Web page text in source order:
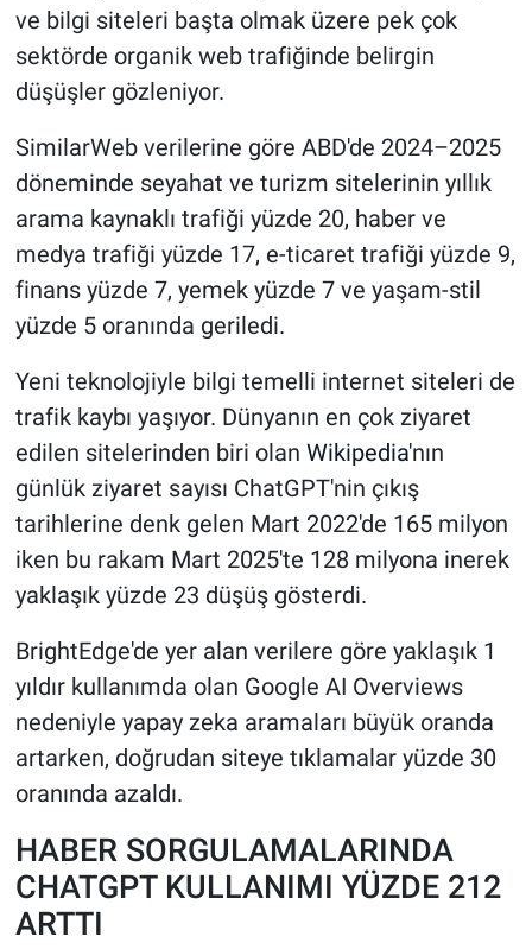
ve bilgi siteleri başta olmak üzere pek çok
sektörde organik web trafiğinde belirgin
düşüşler gözleniyor.
SimilarWeb verilerine göre ABD'de 2024–2025
döneminde seyahat ve turizm sitelerinin yıllık
arama kaynaklı trafiği yüzde 20, haber ve
medya trafiği yüzde 17, e-ticaret trafiği yüzde 9,
finans yüzde 7, yemek yüzde 7 ve yaşam-stil
yüzde 5 oranında geriledi.
Yeni teknolojiyle bilgi temelli internet siteleri de
trafik kaybı yaşıyor. Dünyanın en çok ziyaret
edilen sitelerinden biri olan Wikipedia'nın
günlük ziyaret sayısı ChatGPT'nin çıkış
tarihlerine denk gelen Mart 2022'de 165 milyon
iken bu rakam Mart 2025'te 128 milyona inerek
yaklaşık yüzde 23 düşüş gösterdi.
BrightEdge'de yer alan verilere göre yaklaşık 1
yıldır kullanımda olan Google AI Overviews
nedeniyle yapay zeka aramaları büyük oranda
artarken, doğrudan siteye tıklamalar yüzde 30
oranında azaldı.
HABER SORGULAMALARINDA
CHATGPT KULLANIMI YÜZDE 212
ARTTI